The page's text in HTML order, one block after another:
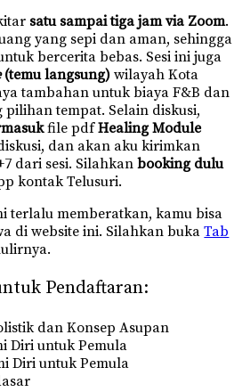
satu sampai tiga jam via Zoom.
yang sepi dan aman, sehingga
bercerita bebas. Sesi ini juga
(temu langsung) wilayah Kota
tambahan untuk biaya F&B dan
tempat. Selain diskusi,
file pdfHealing Module
dan akan aku kirimkan
dari sesi. Silahkanbooking dulu
kontak Telusuri.
terlalu memberatkan, kamu bisa
di website ini. Silahkan bukaTab
Pendaftaran:
dan Konsep Asupan
Diri untuk Pemula
Diri untuk Pemula